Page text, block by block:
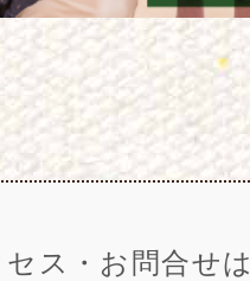
セス・お問合せは